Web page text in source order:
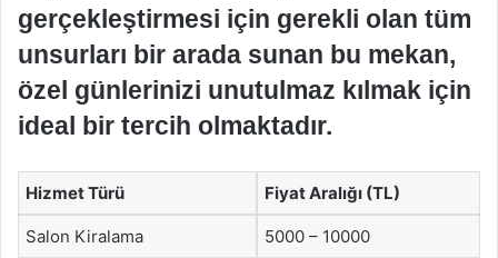
gerçekleştirmesi için gerekli olan tüm
unsurları bir arada sunan bu mekan,
özel günlerinizi unutulmaz kılmak için
ideal bir tercih olmaktadır.
Hizmet Türü Fiyat Aralığı (TL)
Salon Kiralama 5000 – 10000